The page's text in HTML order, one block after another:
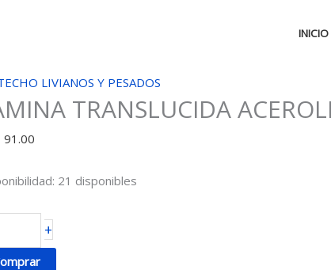
INICIO
LIVIANOS Y PESADOS
TRANSLUCIDA
91.00
21 disponibles
+